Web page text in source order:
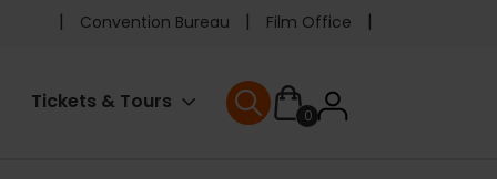
Pre
header
Convention Bureau Film Office
Tickets & Tours
0User
User menu